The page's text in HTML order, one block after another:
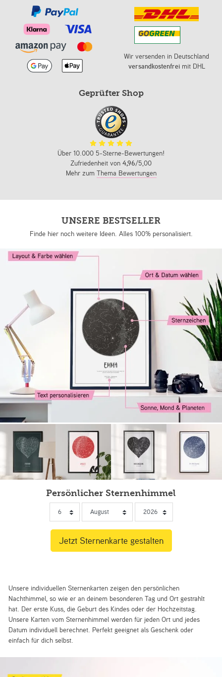
Wir versenden in Deutschland
versandkostenfreimit DHL
Geprüfter Shop
Über 10.000 5-Sterne-Bewertungen!
Zufriedenheit von 4,96/5,00
Mehr zum Thema Bewertungen
UNSERE BESTSELLER
Finde hier noch weitere Ideen. Alles 100% personalisiert.
Persönlicher Sternenhimmel
Unsere individuellen Sternenkarten zeigen den persönlichen
Nachthimmel, so wie er an deinem besonderen Tag und Ort gestrahlt
hat. Der erste Kuss, die Geburt des Kindes oder der Hochzeitstag.
Unsere Karten vom Sternenhimmel werden für jeden Ort und jedes
Datum individuell berechnet. Perfekt geeignet als Geschenk oder
einfach für dich selbst.